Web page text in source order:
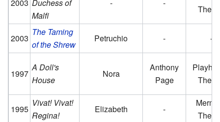
2003 Duchess of
Malfi
- -
2003
The Taming
of the Shrew
Petruchio - -
1997
A Doll's
House
Nora
Anthony
Page
1995
Vivat! Vivat!
Regina!
Elizabeth -